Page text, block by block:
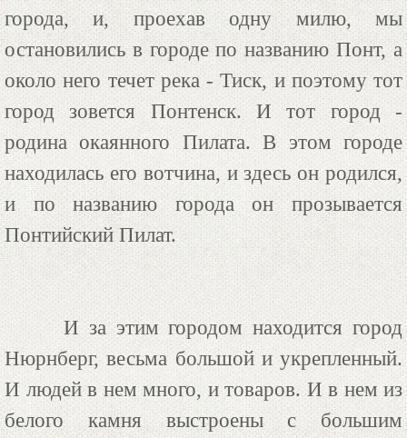
города, и, проехав одну милю, мы
остановились в городе по названию Понт, а
около него течет река - Тиск, и поэтому тот
город зовется Понтенск. И тот город -
родина окаянного Пилата. В этом городе
находилась его вотчина, и здесь он родился,
и по названию города он прозывается
Понтийский Пилат.
И за этим городом находится город
Нюрнберг, весьма большой и укрепленный.
И людей в нем много, и товаров. И в нем из
белого камня выстроены с большим